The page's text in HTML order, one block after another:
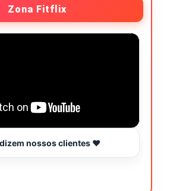
Zona Fitflix
nossos clientes ❤️